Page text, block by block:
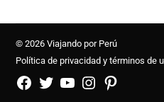
© 2026 Viajando por Perú
Política de privacidad y términos de
FB
TW YouTubeInstagramPinterest